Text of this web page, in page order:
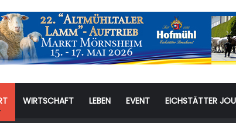
WIRTSCHAFT LEBEN EVENT EICHSTÄTTER